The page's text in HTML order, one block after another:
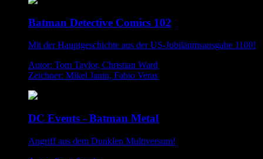
Batman Detective Comics 102
Mit der Hauptgeschichte aus der US-Jubiläumsausgabe 1100!
Autor: Tom Taylor, Christian Ward
Zeichner: Mikel Janin, Fabio Veras
DC Events - Batman Metal
Angriff aus dem Dunklen Multiversum!